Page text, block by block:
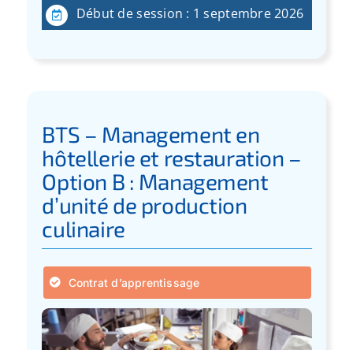
Début de session : 1 septembre 2026
BTS – Management en
hôtellerie et restauration –
Option B : Management
d’unité de production
culinaire
Contrat d’apprentissage